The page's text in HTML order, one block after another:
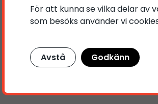
Minst 2 års erfarenhet av
lagerarbete
B-körkort
God svenska i tal och skrift
För att kunna se vilka delar av
som besöks använder vi
Avstå Godkänn